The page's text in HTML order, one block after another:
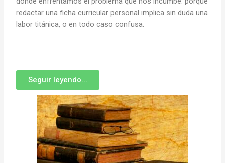
redactar una ficha curricular personal implica sin duda una
labor titánica, o en todo caso confusa.
Seguir leyendo...